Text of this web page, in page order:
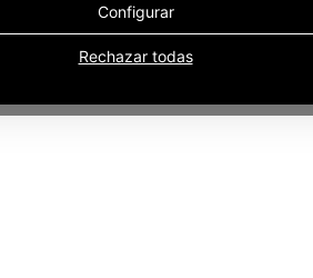
Configurar
Rechazar todas